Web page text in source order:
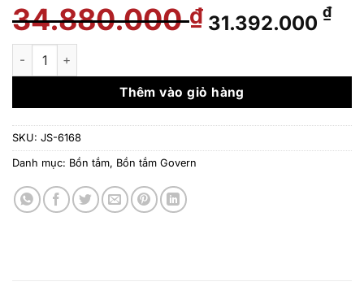
34.880.000₫ Giá
gốc
34.880.000 ₫.
31.392.000 ₫Giá
là:
Bồn tắm Govern không massage JS-6168 số lượng
Thêm vào giỏ hàng
SKU: JS-6168
Danh mục: Bồn tắm, Bồn tắm Govern